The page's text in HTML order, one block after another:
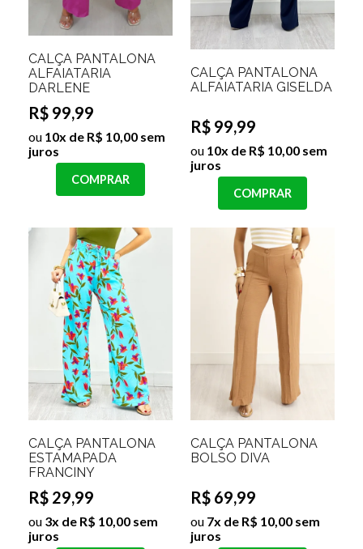
CALÇA PANTALONA
ALFAIATARIA
DARLENE
R$ 99,99
ou 10x de R$ 10,00 sem
juros
COMPRAR
CALÇA PANTALONA
ALFAIATARIA GISELDA
R$ 99,99
ou 10x de R$ 10,00 sem
juros
COMPRAR
CALÇA PANTALONA
ESTAMAPADA
FRANCINY
R$ 29,99
ou 3x de R$ 10,00 sem
juros
CALÇA PANTALONA
BOLSO DIVA
R$ 69,99
ou 7x de R$ 10,00 sem
juros